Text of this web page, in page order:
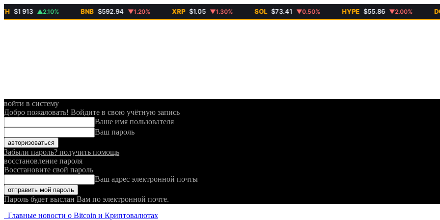
913 ▲2.10% $592.94 ▼1.20% $1.05 ▼1.30% $73.41 ▼0.50% HYPE $55.86 ▼2.00% DOGE
войти в систему
Добро пожаловать! Войдите в свою учётную запись
Ваше имя пользователя
Ваш пароль
Забыли пароль? получить помощь
восстановление пароля
Восстановите свой пароль
Ваш адрес электронной почты
Пароль будет выслан Вам по электронной почте.
Главные новости о Bitcoin и Криптовалютах